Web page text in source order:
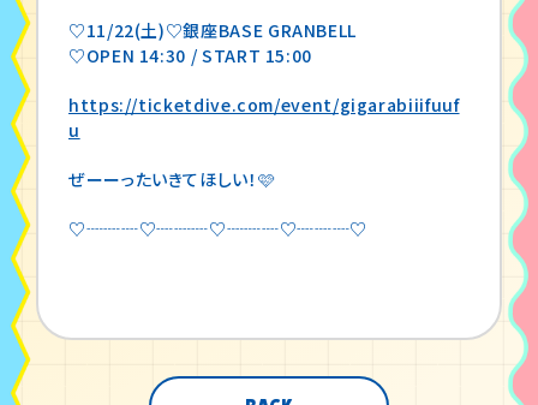
♡11/22(土)♡銀座BASE GRANBELL
♡OPEN 14:30 / START 15:00
https://ticketdive.com/event/gigarabiiifuuf
u
ぜーーったいきてほしい！🩷
♡┈┈┈♡┈┈┈♡┈┈┈♡┈┈┈♡